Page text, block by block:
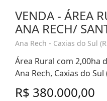
VENDA - ÁREA
ANA RECH/
Ana Rech - Caxias do Sul
Área Rural com 2,00ha
Ana Rech, Caxias do Sul
R$ 380.000,00